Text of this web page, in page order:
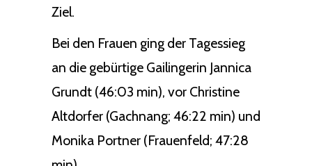
Ziel.
Bei den Frauen ging der Tagessieg
an die gebürtige Gailingerin Jannica
Grundt (46:03 min), vor Christine
Altdorfer (Gachnang; 46:22 min) und
Monika Portner (Frauenfeld; 47:28